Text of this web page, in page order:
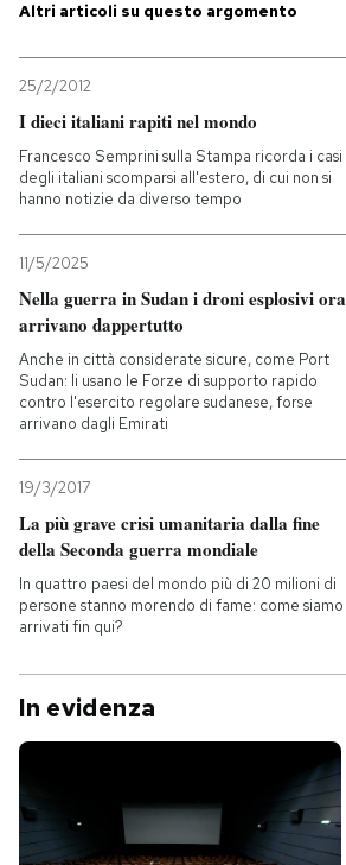
PODCAST
NEWSLETTER
I MIEI PREFERITI
SHOP
CALENDARIO
AREA PERSONALE
Entra
Altri articoli su questo argomento
25/2/2012
I dieci italiani rapiti nel mondo
Francesco Semprini sulla Stampa ricorda i casi
degli italiani scomparsi all'estero, di cui non si
hanno notizie da diverso tempo
11/5/2025
Nella guerra in Sudan i droni esplosivi ora
arrivano dappertutto
Anche in città considerate sicure, come Port
Sudan: li usano le Forze di supporto rapido
contro l'esercito regolare sudanese, forse
arrivano dagli Emirati
19/3/2017
La più grave crisi umanitaria dalla fine
della Seconda guerra mondiale
In quattro paesi del mondo più di 20 milioni di
persone stanno morendo di fame: come siamo
arrivati fin qui?
In evidenza